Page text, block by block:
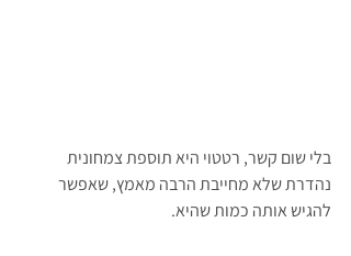
בלי שום קשר, רטטוי היא תוספת צמחונית
נהדרת שלא מחייבת הרבה מאמץ, שאפשר
להגיש אותה כמות שהיא.